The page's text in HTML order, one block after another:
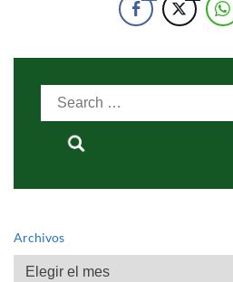
Search
Archivos
Archivos